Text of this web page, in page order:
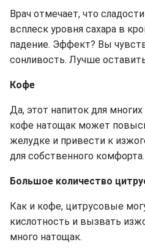
Врач отмечает, что
всплеск уровня сахара в
падение. Эффект? Вы
сонливость. Лучше
Кофе
Да, этот напиток для
кофе натощак может
желудке и привести к
для собственного комфорта.
Большое количество
Как и кофе, цитрусовые
кислотность и вызвать
много натощак.